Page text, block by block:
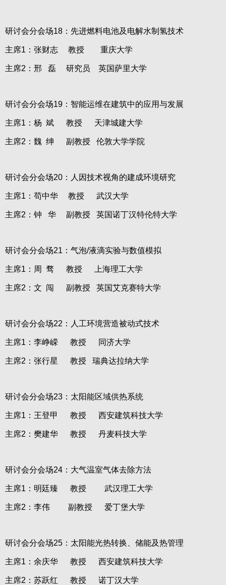
研讨会分会场18：先进燃料电池及电解水制氢技术
主席1：张财志 教授 重庆大学
主席2：邢 磊 研究员 英国萨里大学
研讨会分会场19：智能运维在建筑中的应用与发展
主席1：杨 斌 教授 天津城建大学
主席2：魏 绅 副教授 伦敦大学学院
研讨会分会场20：人因技术视角的建成环境研究
主席1：苟中华 教授 武汉大学
主席2：钟 华 副教授 英国诺丁汉特伦特大学
研讨会分会场21：气泡/液滴实验与数值模拟
主席1：周 骛 教授 上海理工大学
主席2：文 闯 副教授 英国艾克赛特大学
研讨会分会场22：人工环境营造被动式技术
主席1：李峥嵘 教授 同济大学
主席2：张行星 教授 瑞典达拉纳大学
研讨会分会场23：太阳能区域供热系统
主席1：王登甲 教授 西安建筑科技大学
主席2：樊建华 教授 丹麦科技大学
研讨会分会场24：大气温室气体去除方法
主席1：明廷臻 教授 武汉理工大学
主席2：李伟 副教授 爱丁堡大学
研讨会分会场25：太阳能光热转换、储能及热管理
主席1：余庆华 教授 西安建筑科技大学
主席2：苏跃红 教授 诺丁汉大学